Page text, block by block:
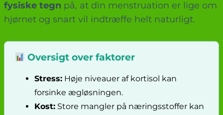
fysiske tegn på, at din menstruation er lige om
hjørnet og snart vil indtræffe helt naturligt.
Oversigt over faktorer
Stress: Høje niveauer af kortisol kan
forsinke ægløsningen.
Kost: Store mangler på næringsstoffer kan